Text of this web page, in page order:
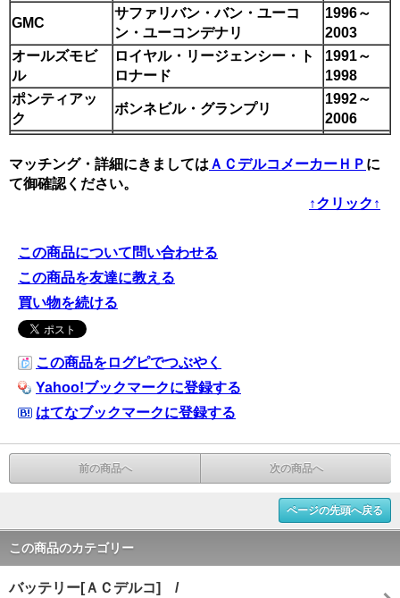
GMC
サファリバン・バン・ユーコ
ン・ユーコンデナリ
1996～
2003
オールズモビ
ル
ロイヤル・リージェンシー・ト
ロナード
1991～
1998
ポンティアッ
ク
ボンネビル・グランプリ
1992～
2006
マッチング・詳細にきましては ＡＣデルコメーカーＨＰ に
て御確認ください。
↑クリック↑
この商品について問い合わせる
この商品を友達に教える
買い物を続ける
この商品をログピでつぶやく
Yahoo!ブックマークに登録する
はてなブックマークに登録する
前の商品へ 次の商品へ
ページの先頭へ戻る
この商品のカテゴリー
バッテリー[ＡＣデルコ] /